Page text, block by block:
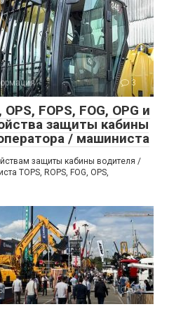
3
OPS, FOPS, FOG, OPG и
защиты кабины
/ машиниста
защиты кабины водителя /
TOPS, ROPS, FOG, OPS,
0